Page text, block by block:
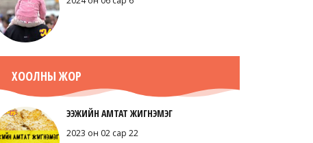
ХООЛНЫ ЖОР
ЭЭЖИЙН АМТАТ ЖИГНЭМЭГ
2023 он 02 сар 22